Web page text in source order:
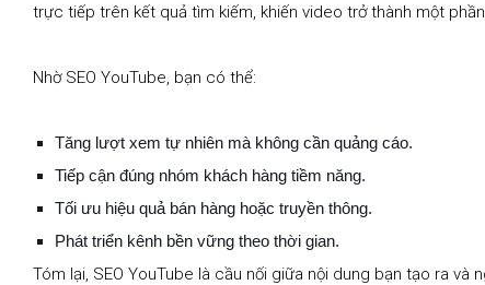
trực tiếp trên kết quả tìm kiếm, khiến video trở thành một
Nhờ SEO YouTube, bạn có thể:
Tăng lượt xem tự nhiên mà không cần quảng cáo.
Tiếp cận đúng nhóm khách hàng tiềm năng.
Tối ưu hiệu quả bán hàng hoặc truyền thông.
Phát triển kênh bền vững theo thời gian.
Tóm lại, SEO YouTube là cầu nối giữa nội dung bạn tạo ra